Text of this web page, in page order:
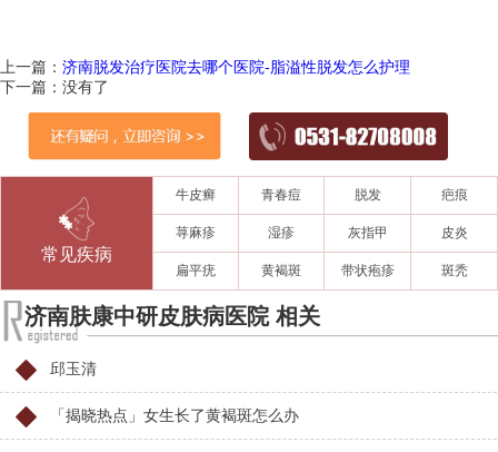
上一篇： 济南脱发治疗医院去哪个医院-脂溢性脱发怎么护理
下一篇：没有了
常见疾病
牛皮癣 青春痘 脱发 疤痕
荨麻疹 湿疹 灰指甲 皮炎
扁平疣 黄褐斑 带状疱疹 斑秃
济南肤康中研皮肤病医院 相关
邱玉清
「揭晓热点」女生长了黄褐斑怎么办